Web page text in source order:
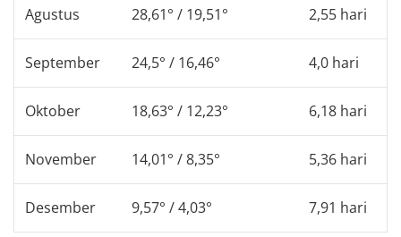
Agustus 28,61° / 19,51° 2,55 hari
September 24,5° / 16,46° 4,0 hari
Oktober 18,63° / 12,23° 6,18 hari
November 14,01° / 8,35° 5,36 hari
Desember 9,57° / 4,03° 7,91 hari